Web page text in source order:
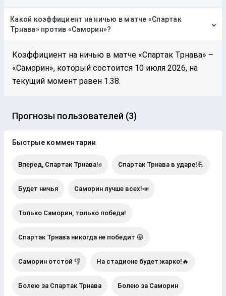
Какой коэффициент на ничью в матче «Спартак
Трнава» против «Саморин»?
Коэффициент на ничью в матче «Спартак Трнава» –
«Саморин», который состоится 10 июля 2026, на
текущий момент равен 1.38.
Прогнозы пользователей (3)
Быстрые комментарии
Вперед, Спартак Трнава!✊ Спартак Трнава в ударе!💪
Будет ничья Саморин лучше всех!📣
Только Саморин, только победа!
Спартак Трнава никогда не победит 😝
Саморин отстой 👎 На стадионе будет жарко!🔥
Болею за Спартак Трнава Болею за Саморин